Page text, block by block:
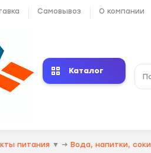
Самовывоз О компании
Каталог
питания ▼ → Вода, напитки, соки